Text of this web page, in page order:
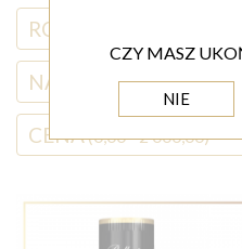
CZY MASZ
NIE
RODZAJ ALKOHOLU
NAZWA ALKOHOLU
CENA(0,00 - 2 000,00)